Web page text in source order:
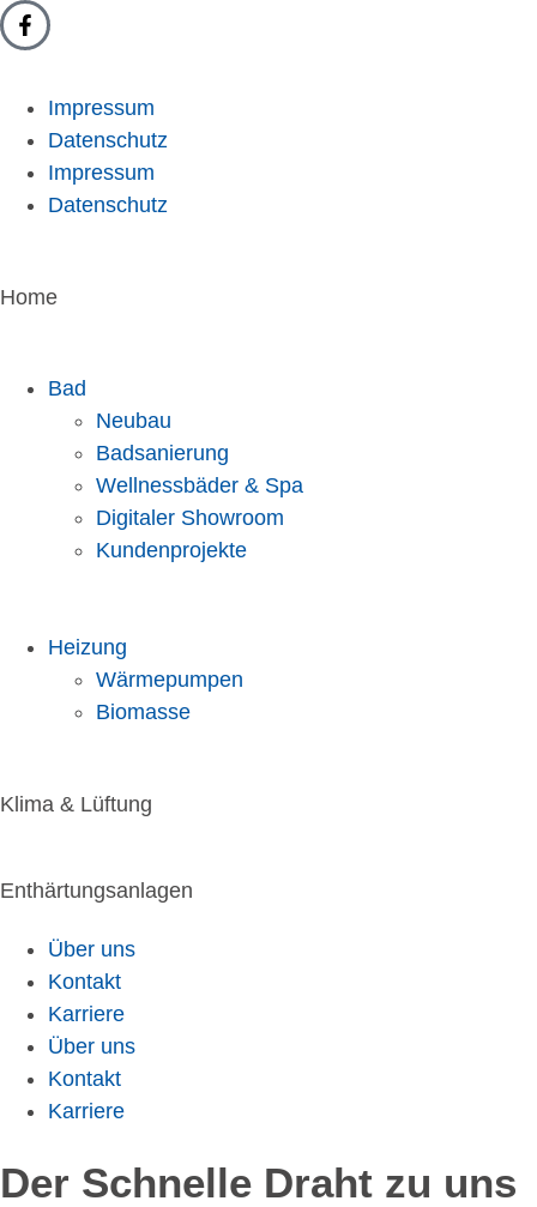
Impressum
Datenschutz
Impressum
Datenschutz
Home
Bad
Neubau
Badsanierung
Wellnessbäder & Spa
Digitaler Showroom
Kundenprojekte
Heizung
Wärmepumpen
Biomasse
Klima & Lüftung
Enthärtungsanlagen
Über uns
Kontakt
Karriere
Über uns
Kontakt
Karriere
Der Schnelle Draht zu uns